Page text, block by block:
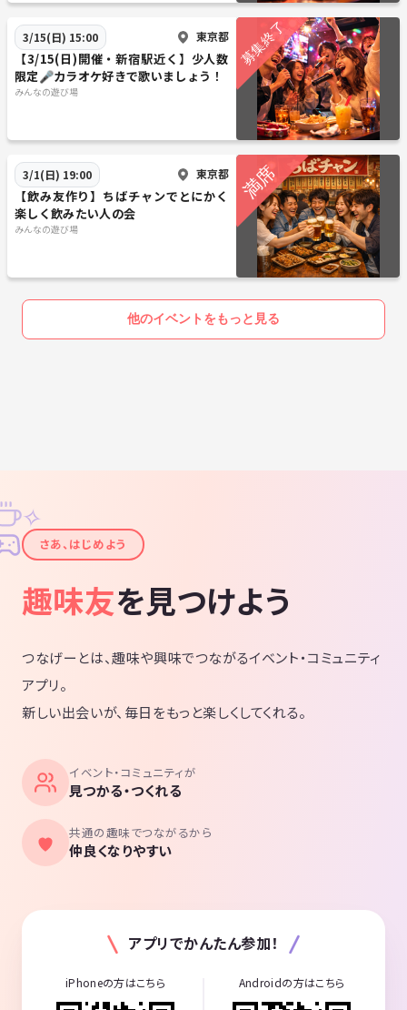
3/15(日) 15:00 東京都
【3/15(日)開催・新宿駅近く】少人数
限定🎤カラオケ好きで歌いましょう！
みんなの遊び場
3/1(日) 19:00 東京都
【飲み友作り】ちばチャンでとにかく
楽しく飲みたい人の会
みんなの遊び場
他のイベントをもっと見る
✦
✧
さあ、はじめよう
趣味友を見つけよう
つなげーとは、趣味や興味でつながるイベント・コミュニティ
アプリ。
新しい出会いが、毎日をもっと楽しくしてくれる。
イベント・コミュニティが
見つかる・つくれる
共通の趣味でつながるから
仲良くなりやすい
アプリでかんたん参加！
iPhoneの方はこちら Androidの方はこちら